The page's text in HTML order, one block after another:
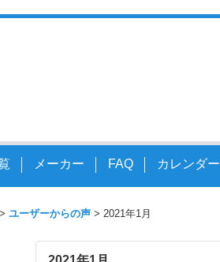
メーカー FAQ カレンダー
> ユーザーからの声 > 2021年1月